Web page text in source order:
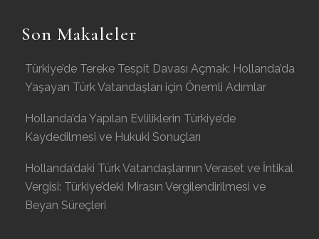
Son Makaleler
Türkiye’de Tereke Tespit Davası Açmak: Hollanda’da
Yaşayan Türk Vatandaşları için Önemli Adımlar
Hollanda’da Yapılan Evliliklerin Türkiye’de
Kaydedilmesi ve Hukuki Sonuçları
Hollanda’daki Türk Vatandaşlarının Veraset ve İntikal
Vergisi: Türkiye’deki Mirasın Vergilendirilmesi ve
Beyan Süreçleri